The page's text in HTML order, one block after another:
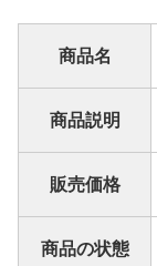
商品名
商品説明
販売価格
商品の状態